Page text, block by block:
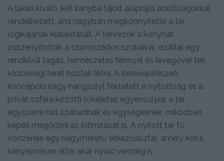
A lakás kiváló, két irányba tájolt alaprajzi adottságokkal
rendelkezett, ami nagyban megkönnyítette a tér
logikájának kialakítását. A tervezők a konyhát
összenyitották a szomszédos szobával, ezáltal egy
rendkívül tágas, természetes fénnyel és levegővel teli
közösségi teret hoztak létre. A belsőépítészeti
koncepció nagy hangsúlyt fektetett a nyitottság és a
privát szféra közötti tökéletes egyensúlyra: a tér
egyszerre hat szabadnak és egységesnek, miközben
képes megőrizni az intimitását is. A nyitott tér fő
vonzereje egy nagyméretű étkezőasztal, amely körül
kényelmesen elfér akár nyolc vendég is.